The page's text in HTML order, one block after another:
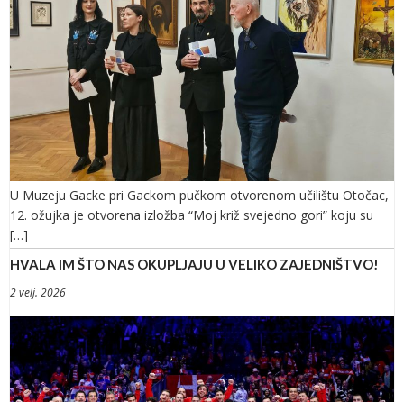
U Muzeju Gacke pri Gackom pučkom otvorenom učilištu Otočac,
12. ožujka je otvorena izložba “Moj križ svejedno gori” koju su
[…]
HVALA IM ŠTO NAS OKUPLJAJU U VELIKO ZAJEDNIŠTVO!
2 velj. 2026